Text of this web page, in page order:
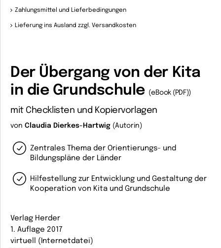
Zahlungsmittel und Lieferbedingungen
Lieferung ins Ausland zzgl. Versandkosten
Der Übergang von der Kita
in die Grundschule (eBook (PDF))
mit Checklisten und Kopiervorlagen
von Claudia Dierkes-Hartwig (Autorin)
Zentrales Thema der Orientierungs- und
Bildungspläne der Länder
Hilfestellung zur Entwicklung und Gestaltung der
Kooperation von Kita und Grundschule
Verlag Herder
1. Auflage 2017
virtuell (Internetdatei)